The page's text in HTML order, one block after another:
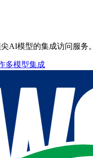
AI模型的集成访问服务。
多模型集成